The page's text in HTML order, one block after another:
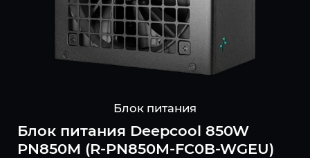
Блок питания
Блок питания Deepcool 850W
PN850M (R-PN850M-FC0B-WGEU)